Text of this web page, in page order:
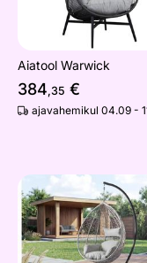
Aiatool Warwick
384,35 €
ajavahemikul 04.09 -
Ripptool Savona
Otsi